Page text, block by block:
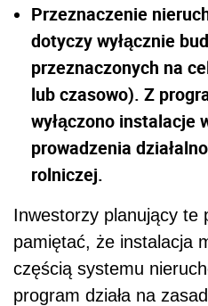
Przeznaczenie
dotyczy wyłącznie
przeznaczonych na
lub czasowo). Z
wyłączono instalacje
prowadzenia
rolniczej.
Inwestorzy planujący te
pamiętać, że instalacja
częścią systemu
program działa na